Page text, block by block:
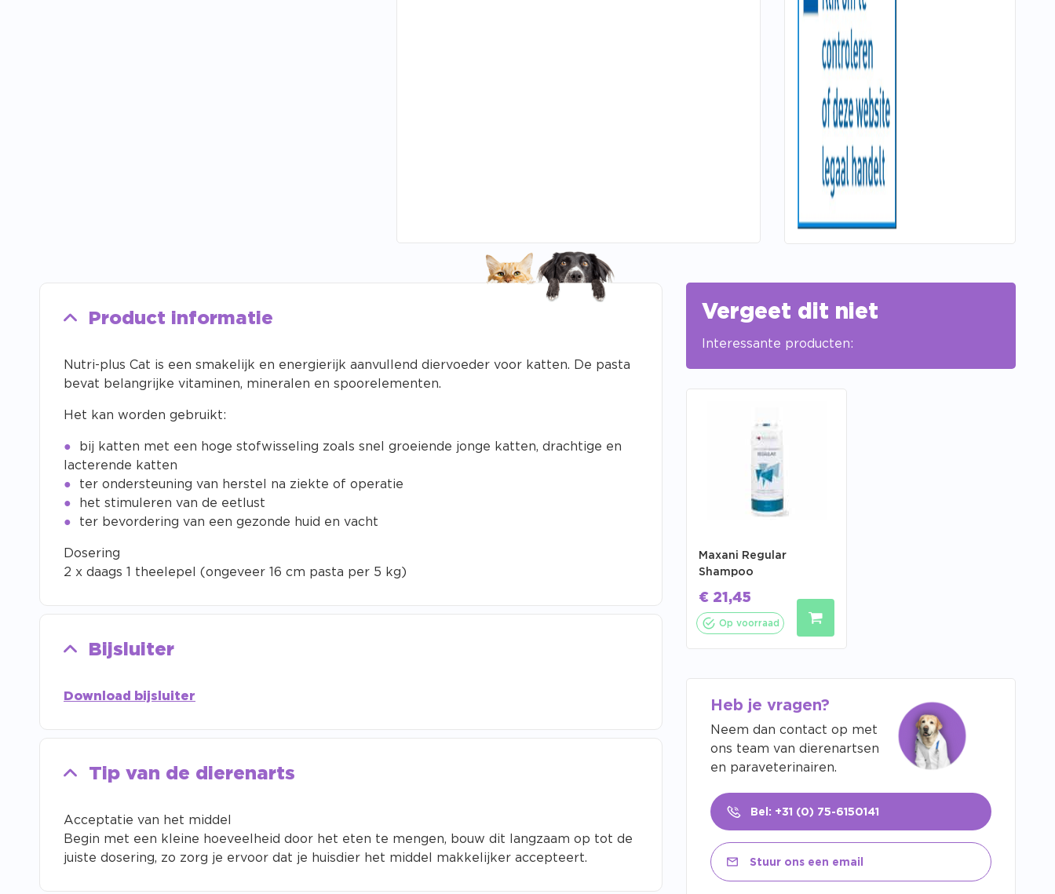
Product informatie
Nutri-plus Cat is een smakelijk en energierijk aanvullend diervoeder voor katten. De pasta
bevat belangrijke vitaminen, mineralen en spoorelementen.
Het kan worden gebruikt:
bij katten met een hoge stofwisseling zoals snel groeiende jonge katten, drachtige en
lacterende katten
ter ondersteuning van herstel na ziekte of operatie
het stimuleren van de eetlust
ter bevordering van een gezonde huid en vacht
Dosering
2 x daags 1 theelepel (ongeveer 16 cm pasta per 5 kg)
Bijsluiter
Download bijsluiter
Tip van de dierenarts
Acceptatie van het middel
Begin met een kleine hoeveelheid door het eten te mengen, bouw dit langzaam op tot de
juiste dosering, zo zorg je ervoor dat je huisdier het middel makkelijker accepteert.
Vergeet dit niet
Interessante producten:
Maxani Regular
Shampoo
€ 21,45
Op voorraad
Heb je vragen?
Neem dan contact op met
ons team van dierenartsen
en paraveterinairen.
Bel: +31 (0) 75-6150141
Stuur ons een email